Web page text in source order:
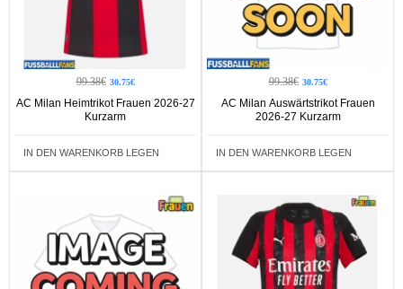
99.38€ 30.75€
AC Milan Heimtrikot Frauen 2026-27
Kurzarm
IN DEN WARENKORB LEGEN
99.38€ 30.75€
AC Milan Auswärtstrikot Frauen
2026-27 Kurzarm
IN DEN WARENKORB LEGEN